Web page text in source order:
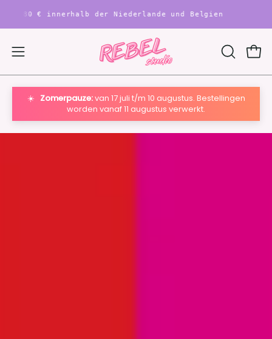
80 € innerhalb der Niederlande und Belgien
Navigationsmenü
öffnen
ÖFFNEN
☀️ Zomerpauze:van 17 juli t/m 10 augustus. Bestellingen
worden vanaf 11 augustus verwerkt.